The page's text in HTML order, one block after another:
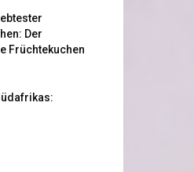
Der
Früchtekuchen